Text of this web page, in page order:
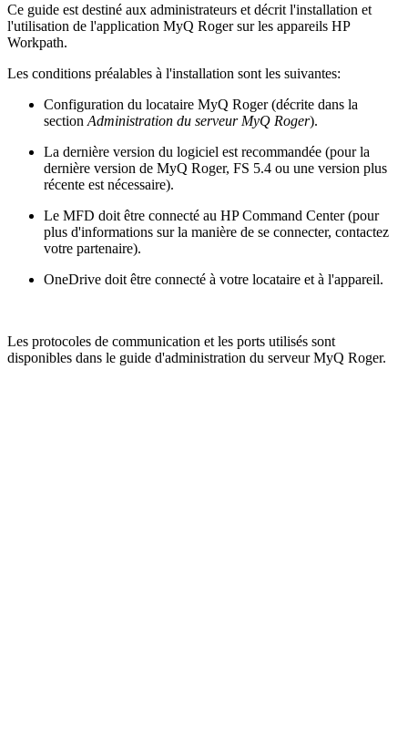
Ce guide est destiné aux administrateurs et décrit l'installation et
l'utilisation de l'application MyQ Roger sur les appareils HP
Workpath.
Les conditions préalables à l'installation sont les suivantes:
Configuration du locataire MyQ Roger (décrite dans la
section Administration du serveur MyQ Roger).
La dernière version du logiciel est recommandée (pour la
dernière version de MyQ Roger, FS 5.4 ou une version plus
récente est nécessaire).
Le MFD doit être connecté au HP Command Center (pour
plus d'informations sur la manière de se connecter, contactez
votre partenaire).
OneDrive doit être connecté à votre locataire et à l'appareil.
Les protocoles de communication et les ports utilisés sont
disponibles dans le guide d'administration du serveur MyQ Roger.